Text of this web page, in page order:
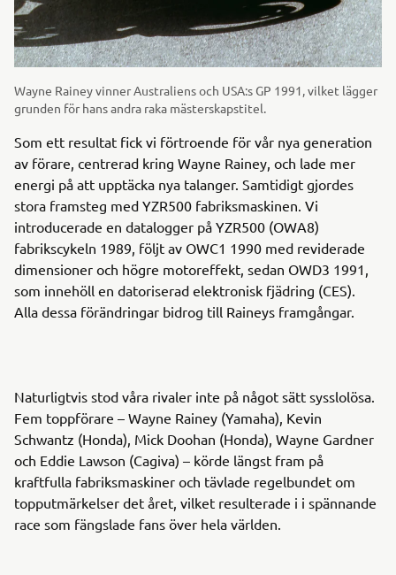
Wayne Rainey vinner Australiens och USA:s GP 1991, vilket lägger
grunden för hans andra raka mästerskapstitel.
Som ett resultat fick vi förtroende för vår nya generation
av förare, centrerad kring Wayne Rainey, och lade mer
energi på att upptäcka nya talanger. Samtidigt gjordes
stora framsteg med YZR500 fabriksmaskinen. Vi
introducerade en datalogger på YZR500 (OWA8)
fabrikscykeln 1989, följt av OWC1 1990 med reviderade
dimensioner och högre motoreffekt, sedan OWD3 1991,
som innehöll en datoriserad elektronisk fjädring (CES).
Alla dessa förändringar bidrog till Raineys framgångar.
Naturligtvis stod våra rivaler inte på något sätt sysslolösa.
Fem toppförare – Wayne Rainey (Yamaha), Kevin
Schwantz (Honda), Mick Doohan (Honda), Wayne Gardner
och Eddie Lawson (Cagiva) – körde längst fram på
kraftfulla fabriksmaskiner och tävlade regelbundet om
topputmärkelser det året, vilket resulterade i i spännande
race som fängslade fans över hela världen.